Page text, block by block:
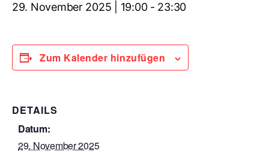
29. November 2025 | 19:00- 23:30
Zum Kalender hinzufügen
DETAILS
Datum:
29. November 2025